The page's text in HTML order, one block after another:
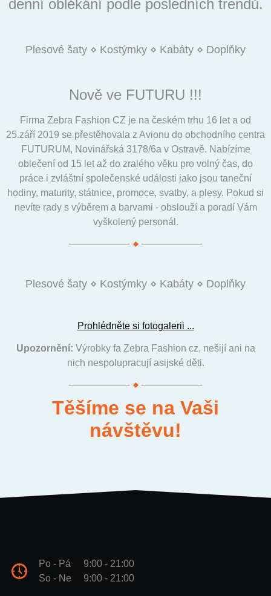
denní oblékání podle posledních trendů.
Nově ve FUTURU !!!
Firma Zebra Fashion CZ je na českém trhu 16 let a od
25.září 2019 se přestěhovala z Avionu do obchodního centra
FUTURUM, Novinářská 3178/6a v Ostravě. Nabízíme
oblečení od 15 let až do zralého věku pro volný čas, do
práce i zvláštní společenské události jako jsou taneční
hodiny, maturity, státnice, promoce, svatby, a plesy. Pokud si
nevíte rady s výběrem a barvami - obslouží a poradí Vám
vyškolený personál.
Prohlédněte si fotogalerii ...
Upozornění: Výrobky fa Zebra Fashion cz, nešijí ani na
nich nespolupracují asijské děti.
Těšíme se na Vaši
návštěvu!
Po - Pá
9:00 - 21:00
So - Ne
9:00 - 21:00